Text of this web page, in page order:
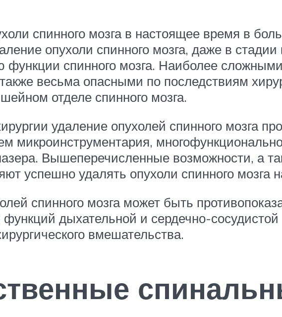
спинного мозга в настоящее время в
опухоли спинного мозга, даже в
функции спинного мозга. Наиболее
весьма опасными по последствиям
отделе спинного мозга.
удаление опухолей спинного мозга
микроинструментария,
Вышеперечисленные возможности, а
успешно удалять опухоли спинного мозга
спинного мозга может быть
функций дыхательной и сердечно-
вмешательства.